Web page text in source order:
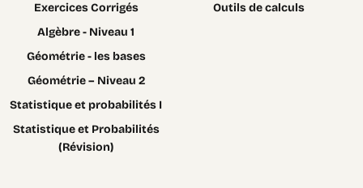
Exercices Corrigés
Algèbre - Niveau 1
Géométrie - les bases
Géométrie – Niveau 2
Statistique et probabilités I
Statistique et Probabilités
(Révision)
Outils de calculs